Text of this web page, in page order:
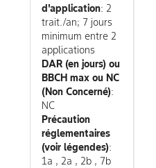
d'application: 2
trait./an; 7 jours
minimum entre 2
applications
DAR (en jours) ou
BBCH max ou NC
(Non Concerné):
NC
Précaution
réglementaires
(voir légendes):
1a , 2a , 2b , 7b